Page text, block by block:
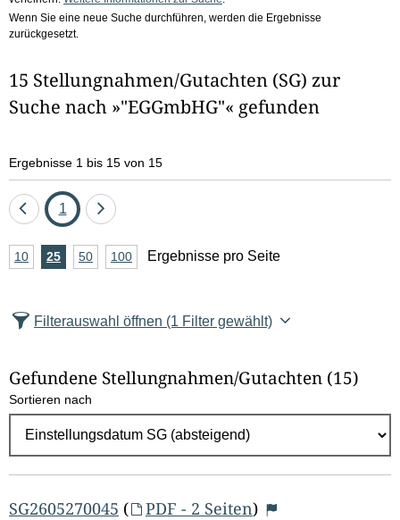
h
Wenn Sie eine neue Suche durchführen, werden die Ergebnisse
zurückgesetzt.
15 Stellungnahmen/Gutachten (SG) zur
Suche nach »"EGGmbHG"« gefunden
Ergebnisse 1 bis 15 von 15
Eine
zurück
Seite
1
Eine
vor
A
z
l
E
g
e
b
10Ergebnisse
25Ergebnisse
50Ergebnisse
100Ergebnisse
Ergebnisse pro Seite
Filterauswahl öffnen (1 Filter gewählt)
Gefundene Stellungnahmen/⁠Gutachten (15)
Sortieren nach
SG2605270045 ( PDF - 2 Seiten)